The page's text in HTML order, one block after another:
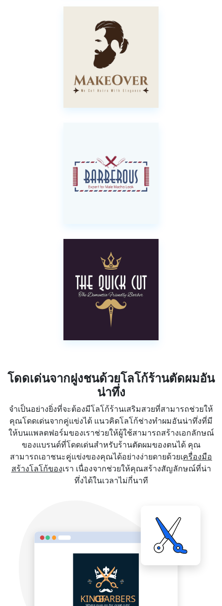
โดดเด่นจากฝูงชนด้วยโลโก้ร้านตัดผมอัน
น่าทึ่ง
จำเป็นอย่างยิ่งที่จะต้องมีโลโก้ร้านเสริมสวยที่สามารถช่วยให้
คุณโดดเด่นจากคู่แข่งได้ แนวคิดโลโก้ช่างทำผมอันน่าทึ่งที่มี
ให้บนแพลตฟอร์มของเราช่วยให้ผู้ใช้สามารถสร้างเอกลักษณ์
ของแบรนด์ที่โดดเด่นสำหรับร้านตัดผมของตนได้ คุณ
สามารถเอาชนะคู่แข่งของคุณได้อย่างง่ายดายด้วยเครื่องมือ
สร้างโลโก้ของเรา เนื่องจากช่วยให้คุณสร้างสัญลักษณ์ที่น่า
ทึ่งได้ในเวลาไม่กี่นาที